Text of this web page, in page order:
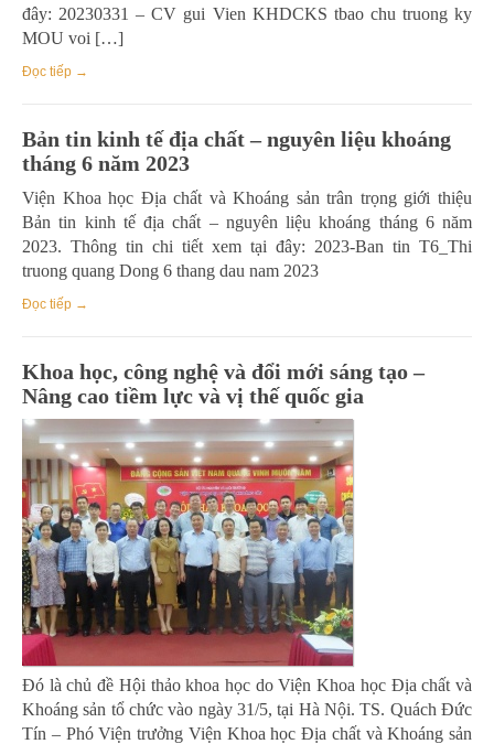
đây: 20230331 – CV gui Vien KHDCKS tbao chu truong ky
MOU voi […]
Đọc tiếp →
Bản tin kinh tế địa chất – nguyên liệu khoáng
tháng 6 năm 2023
Viện Khoa học Địa chất và Khoáng sản trân trọng giới thiệu
Bản tin kinh tế địa chất – nguyên liệu khoáng tháng 6 năm
2023. Thông tin chi tiết xem tại đây: 2023-Ban tin T6_Thi
truong quang Dong 6 thang dau nam 2023
Đọc tiếp →
Khoa học, công nghệ và đổi mới sáng tạo –
Nâng cao tiềm lực và vị thế quốc gia
Đó là chủ đề Hội thảo khoa học do Viện Khoa học Địa chất và
Khoáng sản tổ chức vào ngày 31/5, tại Hà Nội. TS. Quách Đức
Tín – Phó Viện trưởng Viện Khoa học Địa chất và Khoáng sản